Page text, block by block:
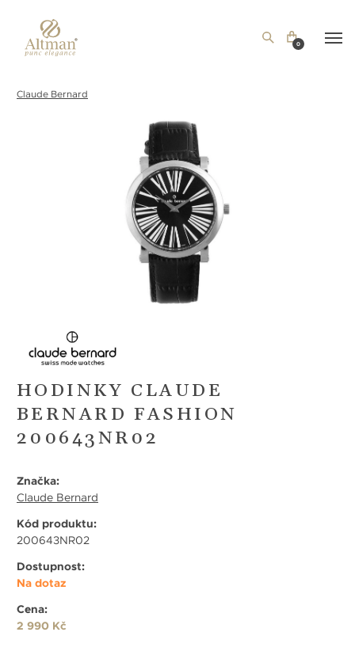
0
Claude Bernard
HODINKY CLAUDE
BERNARD FASHION
200643NR02
Značka:
Claude Bernard
Kód produktu:
200643NR02
Dostupnost:
Na dotaz
Cena:
2 990 Kč